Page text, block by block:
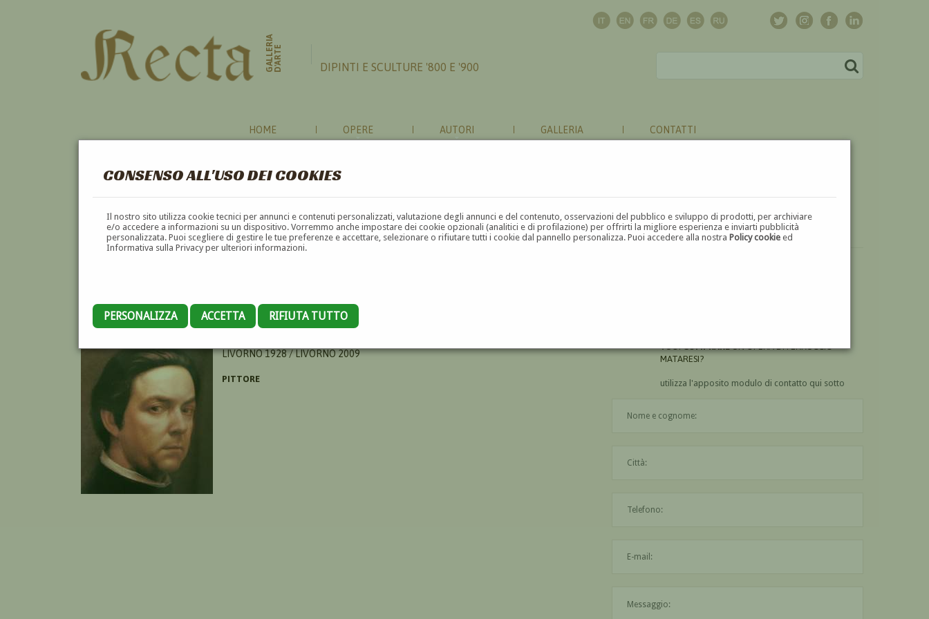
CONSENSO ALL'USO DEI COOKIES
Il nostro sito utilizza cookie tecnici per annunci e contenuti personalizzati, valutazione degli annunci e del contenuto, osservazioni del pubblico e sviluppo di prodotti, per archiviare
e/o accedere a informazioni su un dispositivo. Vorremmo anche impostare dei cookie opzionali (analitici e di profilazione) per offrirti la migliore esperienza e inviarti pubblicità
personalizzata. Puoi scegliere di gestire le tue preferenze e accettare, selezionare o rifiutare tutti i cookie dal pannello personalizza. Puoi accedere alla nostraPolicy cookie ed
Informativa sulla Privacy per ulteriori informazioni.
PERSONALIZZA ACCETTA RIFIUTA TUTTO
GALLERIAD'ARTE DIPINTI E SCULTURE '800 E '900
HOME OPERE AUTORI GALLERIA CONTATTI
FERRUCCIO MATARESI
LIVORNO 1928 / LIVORNO 2009
PITTORE
VUOICOMPRAREUN'OPERA DI FERRUCCIO
MATARESI?
utilizza l'apposito modulo di contatto qui sotto